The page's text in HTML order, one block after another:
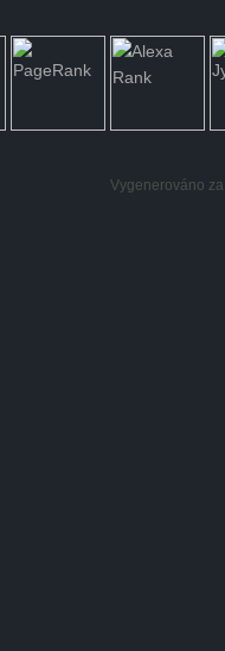
Vygenerováno